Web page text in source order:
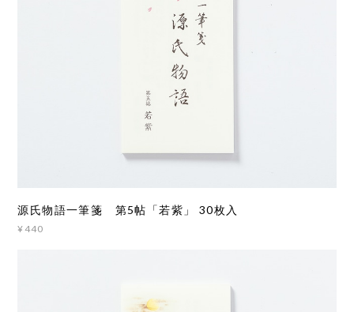
源氏物語一筆箋 第5帖「若紫」 30枚入
¥440